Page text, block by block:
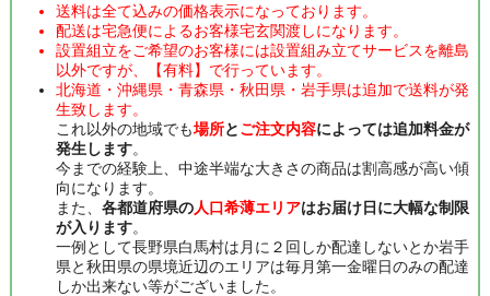
送料は全て込みの価格表示になっております。
配送は宅急便によるお客様宅玄関渡しになります。
設置組立をご希望のお客様には設置組み立てサービスを離島
以外ですが、【有料】で行っています。
北海道・沖縄県・青森県・秋田県・岩手県は追加で送料が発
生致します。
これ以外の地域でも場所とご注文内容によっては追加料金が
発生します。
今までの経験上、中途半端な大きさの商品は割高感が高い傾
向になります。
また、 各都道府県の人口希薄エリアはお届け日に大幅な制限
が入ります。
一例として長野県白馬村は月に２回しか配達しないとか岩手
県と秋田県の県境近辺のエリアは毎月第一金曜日のみの配達
しか出来ない等がございました。